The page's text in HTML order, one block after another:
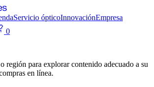
Servicio ópticoInnovaciónEmpresa
0
región para explorar contenido adecuado a su
en línea.